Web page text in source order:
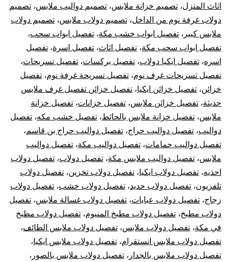
اثاث المنزل، تصميم خزانة ملابس، تصميم دواليب ملابس، تصميم
دولاب غرفة نوم من الداخل، تصميم دولاب ملابس، تصميم دولاب
ملابس كبير ، تفصيل ابواب خشب مكة، تفصيل ابواب سحب،
تفصيل ابواب سحب مكة، تفصيل اثاث، تفصيل اسرة، تفصيل
اسره، تفصيل ايكيا دولاب، تفصيل بركسات، تفصيل تسريحات،
تفصيل تسريحات غرف نوم، تفصيل تسريحة غرفة نوم، تفصيل
خزائن، تفصيل خزائن ايكيا، تفصيل خزائن تفصيل غرف ملابس
حديثة، تفصيل خزائن ملابس، تفصيل خزانات، تفصيل خزانة
ملابس، تفصيل خزانة ملابس بالحائط، تفصيل خشب مكه، تفصيل
دواليب، تفصيل دواليب حراج، تفصيل دواليب حراج بن قاسم،
تفصيل دواليب حمامات، تفصيل دواليب مكة، تفصيل دواليب
ملابس، تفصيل دواليب ملابس مكة، تفصيل دولاب، تفصيل دولاب
احذيه، تفصيل دولاب ايكيا، تفصيل دولاب تخزين، تفصيل دولاب
تلفزيون، تفصيل دولاب حديد، تفصيل دولاب خشب، تفصيل دولاب
زجاج، تفصيل دولاب عبايات، تفصيل دولاب غسالة ملابس، تفصيل
دولاب مطبخ، تفصيل دولاب مطبخ المنيوم، تفصيل دولاب مطبخ
في مكة، تفصيل دولاب ملابس، تفصيل دولاب ملابس الطائف،
تفصيل دولاب ملابس انستقرام، تفصيل دولاب ملابس ايكيا،
تفصيل دولاب ملابس بالجدار ، تفصيل دولاب ملابس بالصور ،